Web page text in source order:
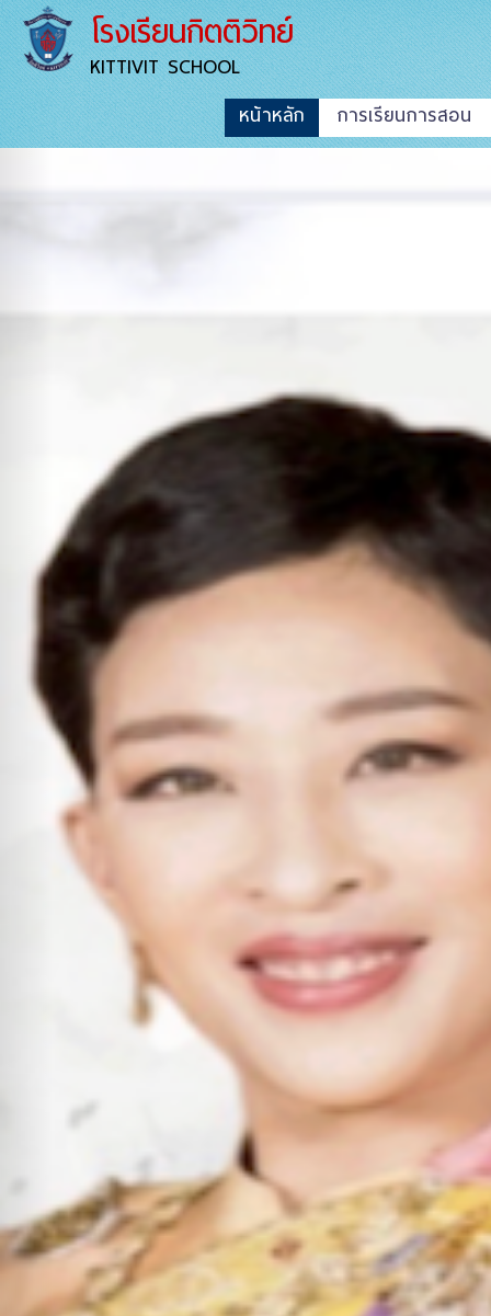
โรงเรียนกิตติวิทย์
KITTIVIT SCHOOL
หน้าหลัก การเรียนการสอน